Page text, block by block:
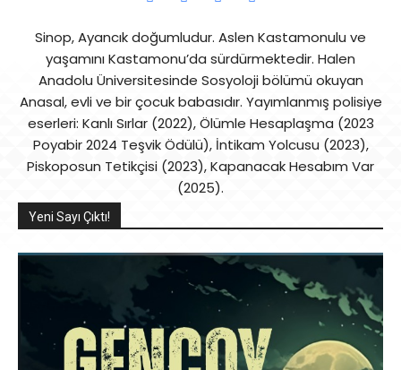
Sinop, Ayancık doğumludur. Aslen Kastamonulu ve
yaşamını Kastamonu’da sürdürmektedir. Halen
Anadolu Üniversitesinde Sosyoloji bölümü okuyan
Anasal, evli ve bir çocuk babasıdır. Yayımlanmış polisiye
eserleri: Kanlı Sırlar (2022), Ölümle Hesaplaşma (2023
Poyabir 2024 Teşvik Ödülü), İntikam Yolcusu (2023),
Piskoposun Tetikçisi (2023), Kapanacak Hesabım Var
(2025).
Yeni Sayı Çıktı!